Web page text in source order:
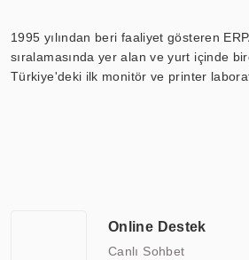
1995 yılından beri faaliyet gösteren
sıralamasında yer alan ve yurt içinde
Türkiye'deki ilk monitör ve printer
arasında yer almaktadır. ERPA
yılların getirdiği bilgi ve tecrübe ile
Online Destek
Canlı Sohbet